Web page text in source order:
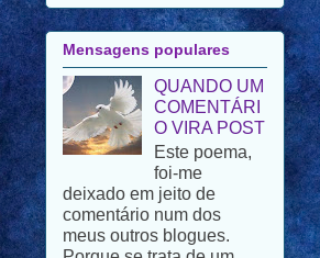
QUANDO UM
COMENTÁRI
O VIRA POST
Este poema,
foi-me
deixado em jeito de
comentário num dos
meus outros blogues.
Porque se trata de um
poema de uma autora de
que gosto muit...